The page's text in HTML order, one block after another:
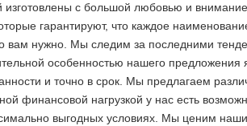
изготовлены с большой любовью и
гарантируют, что каждое
вам нужно. Мы следим за последними
особенностью нашего предложения
и точно в срок. Мы предлагаем
финансовой нагрузкой у нас есть
выгодных условиях. Мы ценим